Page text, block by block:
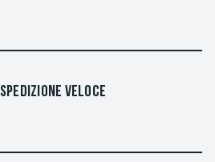
SPEDIZIONE VELOCE